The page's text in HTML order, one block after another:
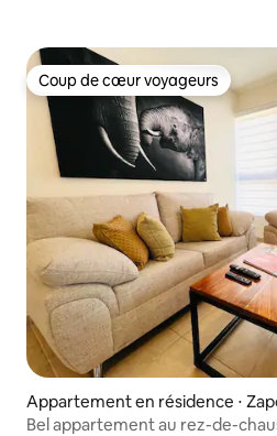
Coup de cœur voyageurs
Coup de cœur voyageurs
Appartement en résidence ⋅
Bel appartement au rez-de-